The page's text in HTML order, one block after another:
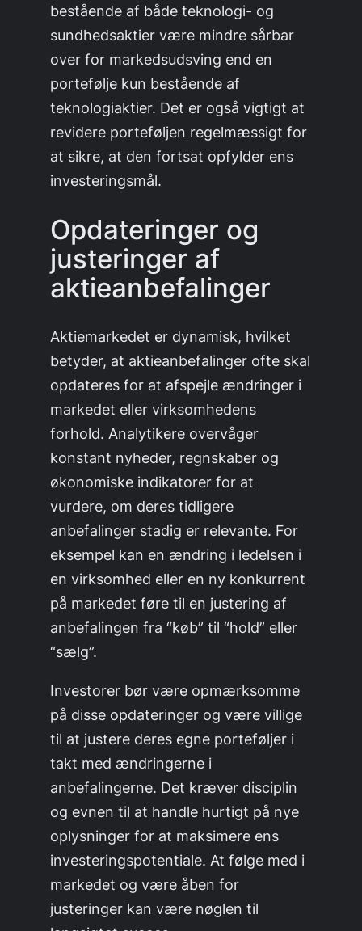
bestående af både teknologi- og
sundhedsaktier være mindre sårbar
over for markedsudsving end en
portefølje kun bestående af
teknologiaktier. Det er også vigtigt at
revidere porteføljen regelmæssigt for
at sikre, at den fortsat opfylder ens
investeringsmål.
Opdateringer og
justeringer af
aktieanbefalinger
Aktiemarkedet er dynamisk, hvilket
betyder, at aktieanbefalinger ofte skal
opdateres for at afspejle ændringer i
markedet eller virksomhedens
forhold. Analytikere overvåger
konstant nyheder, regnskaber og
økonomiske indikatorer for at
vurdere, om deres tidligere
anbefalinger stadig er relevante. For
eksempel kan en ændring i ledelsen i
en virksomhed eller en ny konkurrent
på markedet føre til en justering af
anbefalingen fra “køb” til “hold” eller
“sælg”.
Investorer bør være opmærksomme
på disse opdateringer og være villige
til at justere deres egne porteføljer i
takt med ændringerne i
anbefalingerne. Det kræver disciplin
og evnen til at handle hurtigt på nye
oplysninger for at maksimere ens
investeringspotentiale. At følge med i
markedet og være åben for
justeringer kan være nøglen til